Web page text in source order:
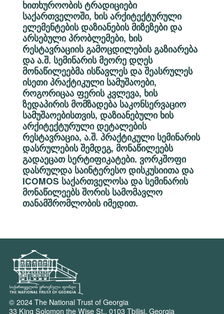
ხითხუროობის ტრადიციები
საქართველოში, ხის არქიტექტურული
ელემენტების დაზიანების მიზეზები და
არსებული პრობლემები, ხის
რესტავრაციის გამოცდილების გაზიარება
და ა.შ. სემინარის მეორე დღეს
მონაწილეებმა ისწავლეს და შეასრულეს
ისეთი პრაქტიკული სამუშაოები,
როგორიცაა ფერის კვლევა, ხის
ზედაპირის მომზადება საკონსერვაციო
სამუშაოებისთვის, დაზიანებული ხის
არქიტექტურული დეტალების
რესტავრაცია, ა.შ. პრაქტიკული სემინარის
დასრულების შემდეგ, მონაწილეებს
გადაეცათ სერტიფიკატები. ვორკშოფი
დასრულდა საინტერესო დისკუსიითა და
ICOMOS საქართველოსა და სემინარის
მონაწილეებს შორის სამომავლო
თანამშრომლობის იმედით.
© 2024 The National Trust of Georgia
33 King Solomon the Wise St., 0103 Tbilisi, Georgia